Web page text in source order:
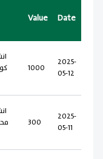
Value Date
1000
2025-
05-12
300
2025-
05-11